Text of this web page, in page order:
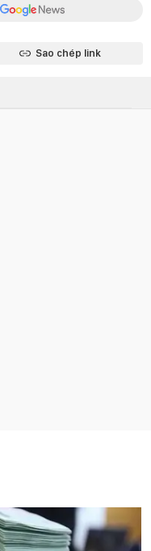
Sao chép link